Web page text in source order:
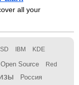
all your
IBM KDE
Open Source Red
Россия